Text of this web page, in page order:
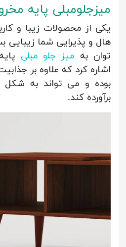
میزجلومبلی پایه
یکی از محصولات زیبا و
هال و پذیرایی شما زیبایی
توان به میز جلو مبلی
اشاره کرد که علاوه بر
بوده و می تواند به شکل
برآورده کند.